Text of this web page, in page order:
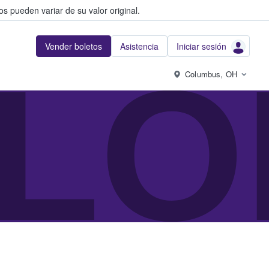
pueden variar de su valor original.
Vender boletos Asistencia Iniciar sesión
Columbus, OH